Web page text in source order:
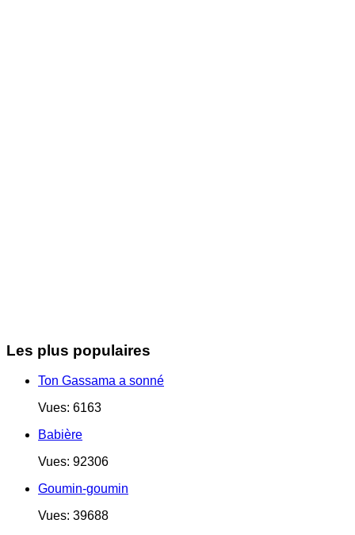
Les plus populaires
Ton Gassama a sonné
Vues: 6163
Babière
Vues: 92306
Goumin-goumin
Vues: 39688